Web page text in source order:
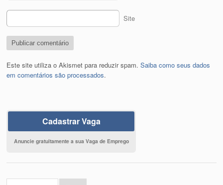
Site
Este site utiliza o Akismet para reduzir spam.Saiba como seus dados
em comentários são processados.
Cadastrar Vaga
Anuncie gratuitamente a sua Vaga de Emprego